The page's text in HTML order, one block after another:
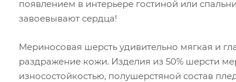
появлением в интерьере гостиной или
завоевывают сердца!
Мериносовая шерсть удивительно мягкая и
раздражение кожи. Изделия из 50% шерсти
износостойкостью, полушерстяной состав